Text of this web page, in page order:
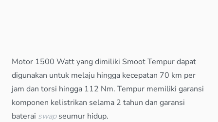
Motor 1500 Watt yang dimiliki Smoot Tempur dapat
digunakan untuk melaju hingga kecepatan 70 km per
jam dan torsi hingga 112 Nm. Tempur memiliki garansi
komponen kelistrikan selama 2 tahun dan garansi
baterai swapseumur hidup.